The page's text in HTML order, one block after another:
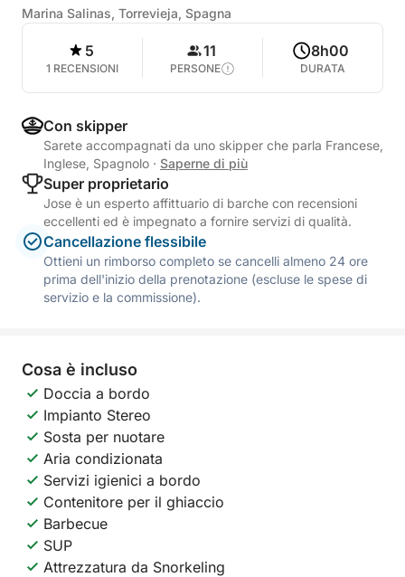
Marina Salinas, Torrevieja, Spagna
5
1 RECENSIONI
11
PERSONE
8h00
DURATA
Con skipper
Sarete accompagnati da uno skipper che parla Francese,
Inglese, Spagnolo · Saperne di più
Super proprietario
Jose è un esperto affittuario di barche con recensioni
eccellenti ed è impegnato a fornire servizi di qualità.
Cancellazione flessibile
Ottieni un rimborso completo se cancelli almeno 24 ore
prima dell'inizio della prenotazione (escluse le spese di
servizio e la commissione).
Cosa è incluso
Doccia a bordo
Impianto Stereo
Sosta per nuotare
Aria condizionata
Servizi igienici a bordo
Contenitore per il ghiaccio
Barbecue
SUP
Attrezzatura da Snorkeling